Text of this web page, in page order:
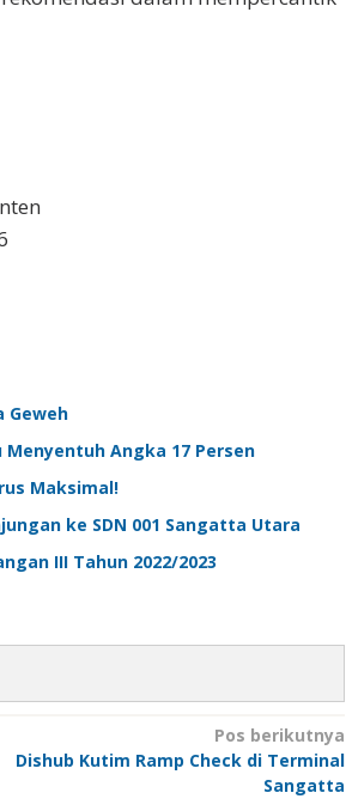
Geweh
Angka 17 Persen
Maksimal!
ke SDN 001 Sangatta Utara
III Tahun 2022/2023
Pos berikutnya
Dishub Kutim Ramp Check di Terminal
Sangatta